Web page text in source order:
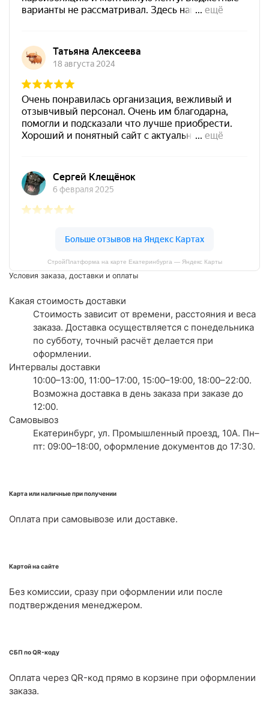
СтройПлатформа на карте Екатеринбурга — Яндекс Карты
Условия заказа, доставки и оплаты
Какая стоимость доставки
Стоимость зависит от времени, расстояния и веса
заказа. Доставка осуществляется с понедельника
по субботу, точный расчёт делается при
оформлении.
Интервалы доставки
10:00–13:00, 11:00–17:00, 15:00–19:00, 18:00–22:00.
Возможна доставка в день заказа при заказе до
12:00.
Самовывоз
Екатеринбург, ул. Промышленный проезд, 10А. Пн–
пт: 09:00–18:00, оформление документов до 17:30.
Карта или наличные при получении
Оплата при самовывозе или доставке.
Картой на сайте
Без комиссии, сразу при оформлении или после
подтверждения менеджером.
СБП по QR-коду
Оплата через QR-код прямо в корзине при оформлении
заказа.